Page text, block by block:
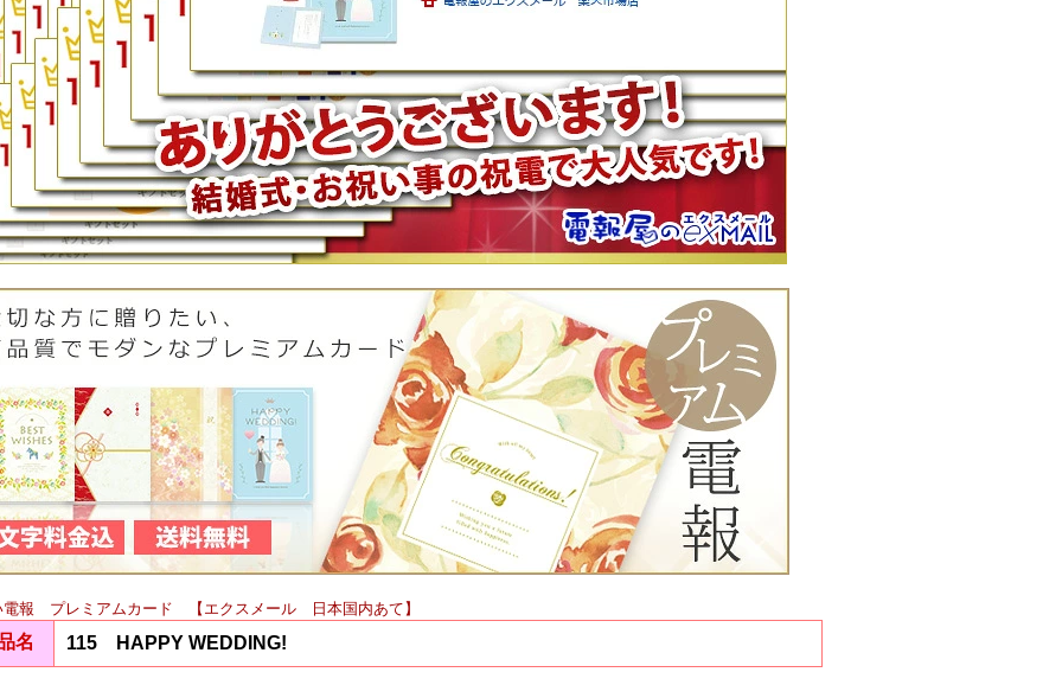
電報 プレミアムカード 【エクスメール 日本国内あて】
名 115 HAPPY WEDDING!